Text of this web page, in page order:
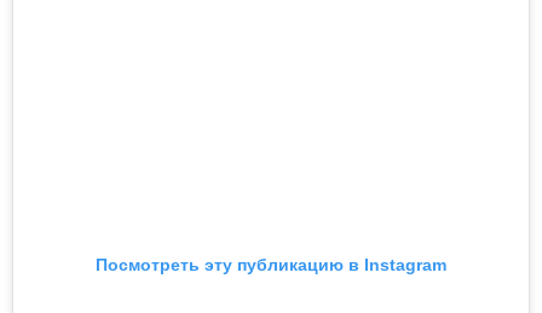
Посмотреть эту публикацию в Instagram